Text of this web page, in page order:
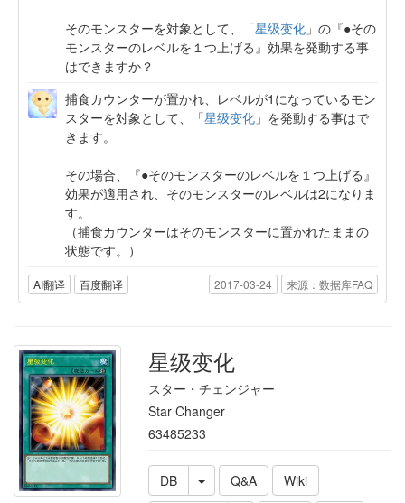
そのモンスターを対象として、「星级变化 」の『●その
モンスターのレベルを１つ上げる』効果を発動する事
はできますか？
捕食カウンターが置かれ、レベルが1になっているモン
スターを対象として、「星级变化 」を発動する事はで
きます。
その場合、『●そのモンスターのレベルを１つ上げる』
効果が適用され、そのモンスターのレベルは2になりま
す。
（捕食カウンターはそのモンスターに置かれたままの
状態です。）
AI翻译 百度翻译 2017-03-24 来源：数据库FAQ
星级变化
スター・チェンジャー
Star Changer
63485233
DB Q&A
Wiki